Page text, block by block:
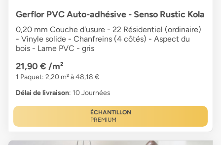
Gerflor PVC Auto-adhésive - Senso Rustic Kola
0,20 mm Couche d'usure - 22 Résidentiel (ordinaire)
- Vinyle solide - Chanfreins (4 côtés) - Aspect du
bois - Lame PVC - gris
21,90 € /m²
1 Paquet: 2,20 m² à 48,18 €
Délai de livraison: 10 Journées
ÉCHANTILLON
PREMIUM